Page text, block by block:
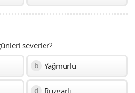
severler?
b Yağmurlu
d Rüzgarlı